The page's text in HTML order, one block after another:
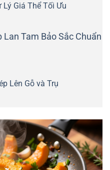
Giá Thể Tối Ưu
Lan Tam Bảo Sắc Chuẩn
Lên Gỗ và Trụ